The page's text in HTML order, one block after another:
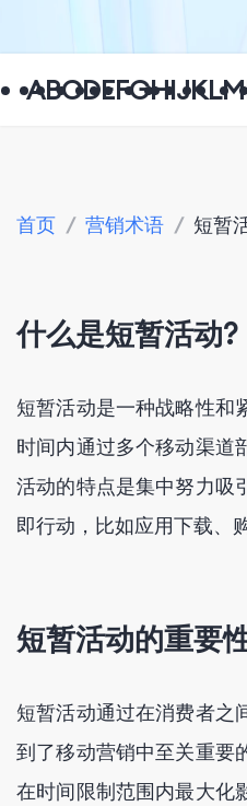
ABCDEFGHIJKLM
首页 / 营销术语 / 短暂
什么是短暂活动?
短暂活动是一种战略性和
时间内通过多个移动渠道
活动的特点是集中努力吸
即行动，比如应用下载、
短暂活动的重要
短暂活动通过在消费者之
到了移动营销中至关重要
在时间限制范围内最大化